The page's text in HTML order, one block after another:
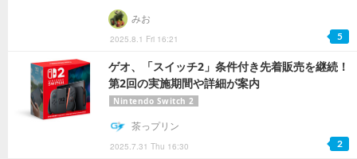
2025.8.1 Fri 16:21
みお
5
ゲオ、「スイッチ2」条件付き先着販売を継続！
第2回の実施期間や詳細が案内
Nintendo Switch 2
2025.7.31 Thu 16:30
茶っプリン
2